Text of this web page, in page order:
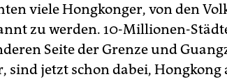
viele Hongkonger, von den
zu werden. 10-Millionen-
Seite der Grenze und
sind jetzt schon dabei, Hongkong